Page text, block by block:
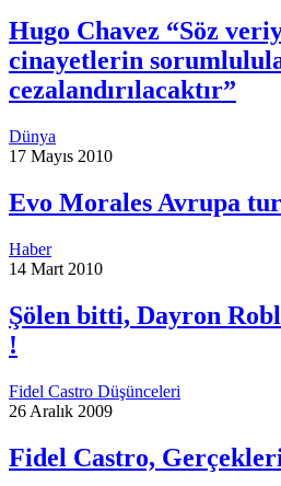
Hugo Chavez “Söz
cinayetlerin
cezalandırılacaktır”
Dünya
17 Mayıs 2010
Evo Morales Avrupa
Haber
14 Mart 2010
Şölen bitti, Dayron
!
Fidel Castro Düşünceleri
26 Aralık 2009
Fidel Castro,